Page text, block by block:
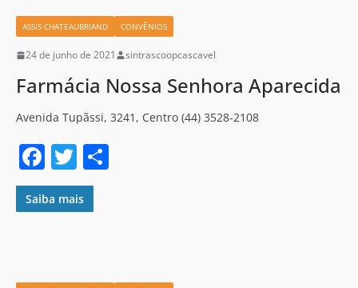
o
o
k
ASSIS CHATEAUBRIAND CONVÊNIOS
24 de junho de 2021 sintrascoopcascavel
Farmácia Nossa Senhora Aparecida
Avenida Tupãssi, 3241, Centro (44) 3528-2108
F
a
c
T
w
itt
Saiba mais